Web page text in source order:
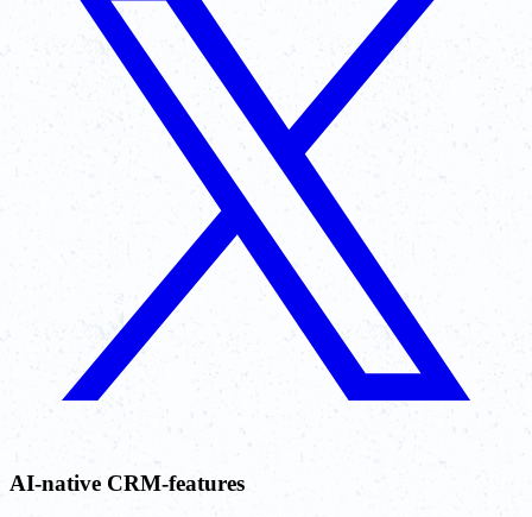
AI-native CRM-features